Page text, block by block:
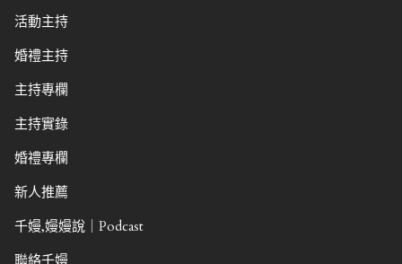
活動主持
婚禮主持
主持專欄
主持實錄
婚禮專欄
新人推薦
千嫚,嫚嫚說｜Podcast
聯絡千嫚